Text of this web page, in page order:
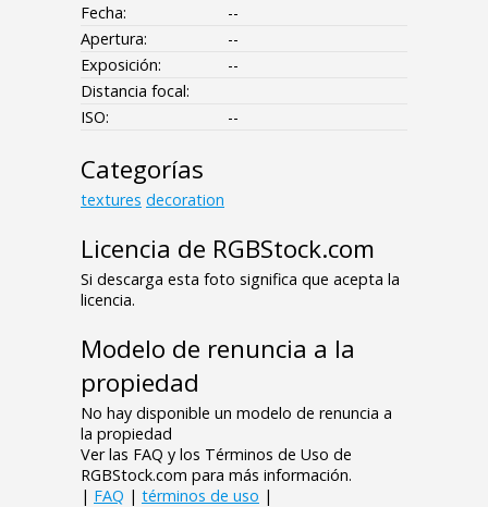
Fecha:
--
Apertura:
--
Exposición:
--
Distancia focal:
ISO:
--
Categorías
textures decoration
Licencia de RGBStock.com
Si descarga esta foto significa que acepta la
licencia.
Modelo de renuncia a la
propiedad
No hay disponible un modelo de renuncia a
la propiedad
Ver las FAQ y los Términos de Uso de
RGBStock.com para más información.
| FAQ | términos de uso |